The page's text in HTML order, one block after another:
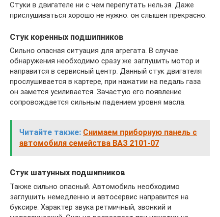
Стуки в двигателе ни с чем перепутать нельзя. Даже
прислушиваться хорошо не нужно: он слышен прекрасно.
Стук коренных подшипников
Сильно опасная ситуация для агрегата. В случае
обнаружения необходимо сразу же заглушить мотор и
направится в сервисный центр. Данный стук двигателя
прослушивается в картере, при нажатии на педаль газа
он замется усиливается. Зачастую его появление
сопровождается сильным падением уровня масла.
Читайте также: Снимаем приборную панель с
автомобиля семейства ВАЗ 2101-07
Стук шатунных подшипников
Также сильно опасный. Автомобиль необходимо
заглушить немедленно и автосервис направится на
буксире. Характер звука ретмичный, звонкий и